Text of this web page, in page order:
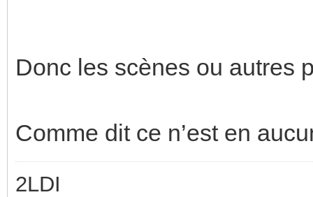
Donc les scènes ou autres
Comme dit ce n’est en
2LDI